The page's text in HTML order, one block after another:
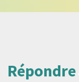
Répondre